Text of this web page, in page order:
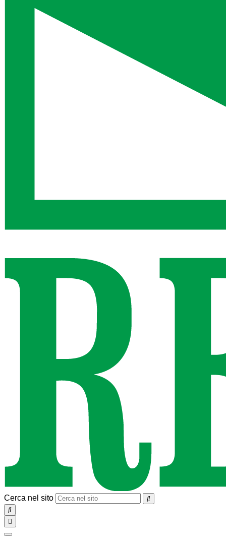
Cerca nel sito
SEARCH
Toggle
navigation
chiudi